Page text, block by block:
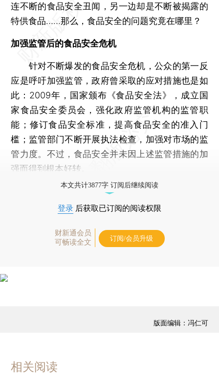
连不断的食品安全丑闻，另一边却是不断被揭露的
特供食品……那么，食品安全的问题究竟在哪里？
加强监管后的食品安全危机
针对不断爆发的食品安全危机，公众的第一反
应是呼吁加强监管，政府曾采取的应对措施也是如
此：2009年，国家颁布《食品安全法》，成立国
家食品安全委员会，强化政府监管机构的监管职
能；修订食品安全标准，提高食品安全的准入门
槛；监管部门不断开展执法检查，加强对市场的监
管力度。不过，食品安全并未因上述监管措施的加
强而得到根本好转。
本文共计3877字 订阅后继续阅读
登录 后获取已订阅的阅读权限
财新通会员
可畅读全文
订阅/会员升级
版面编辑：冯仁可
相关阅读